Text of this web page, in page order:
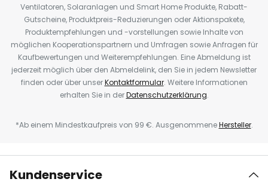
Ventilatoren, Solaranlagen und Smart Home Produkte, Rabatt-
Gutscheine, Produktpreis-Reduzierungen oder Aktionspakete,
Produktempfehlungen und -vorstellungen sowie Inhalte von
möglichen Kooperationspartnern und Umfragen sowie Anfragen für
Kaufbewertungen und Weiterempfehlungen. Eine Abmeldung ist
jederzeit möglich über den Abmeldelink, den Sie in jedem Newsletter
finden oder über unserKontaktformular. Weitere Informationen
erhalten Sie in derDatenschutzerklärung.
*Ab einem Mindestkaufpreis von 99 €. AusgenommeneHersteller.
Kundenservice